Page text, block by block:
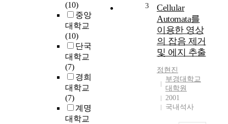
(10)
중앙
대학교
(10)
단국
대학교
(7)
경희
대학교
(7)
계명
대학교
3
Cellular
Automata를
이용한 영상
의 잡음 제거
및 에지 추출
정현진
부경대학교
대학원
2001
국내석사